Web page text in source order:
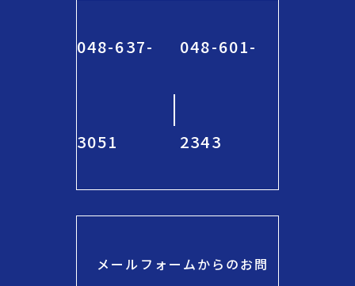
048-637-
3051
048-601-
2343
メールフォームからのお問